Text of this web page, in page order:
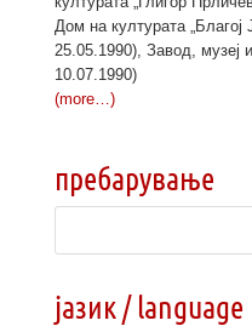
Дом на културата
25.05.1990), Завод, музеј
10.07.1990)
(more…)
пребарување
јазик / language